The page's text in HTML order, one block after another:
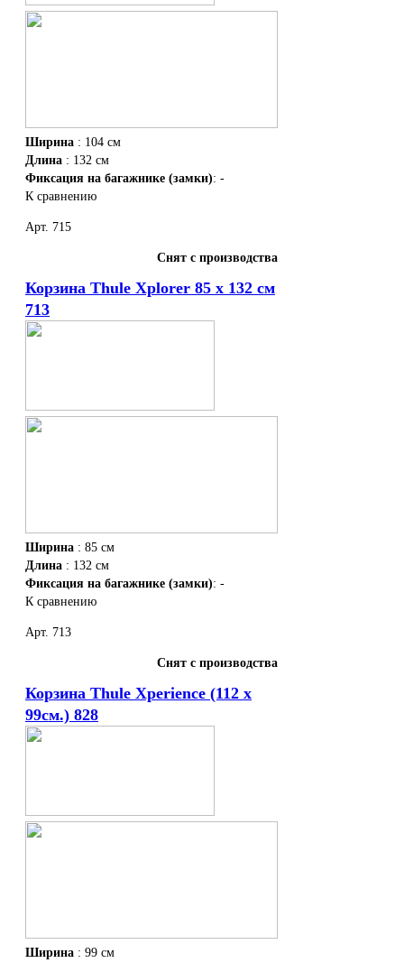
Ширина : 104 см
Длина : 132 см
Фиксация на багажнике (замки): -
К сравнению
Арт. 715
Снят с производства
Корзина Thule Xplorer 85 x 132 см
713
Ширина : 85 см
Длина : 132 см
Фиксация на багажнике (замки): -
К сравнению
Арт. 713
Снят с производства
Корзина Thule Xperience (112 x
99см.) 828
Ширина : 99 см